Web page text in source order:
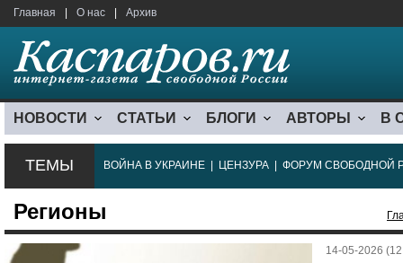
Главная О нас Архив
НОВОСТИ СТАТЬИ БЛОГИ АВТОРЫ В
ТЕМЫ ВОЙНА В УКРАИНЕ ЦЕНЗУРА ФОРУМ СВОБОДНОЙ
Регионы
14-05-2026